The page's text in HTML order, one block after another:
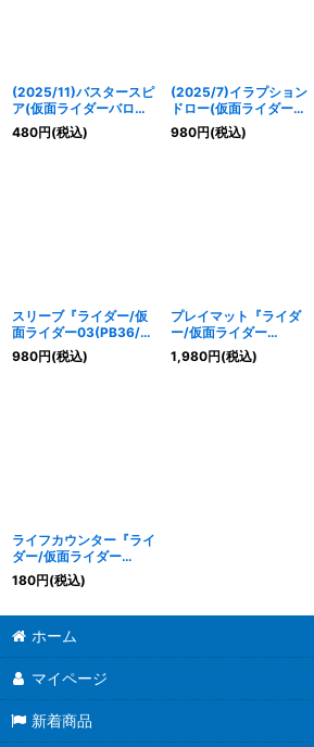
(2025/11)バスタースピ
ア(仮面ライダーバロン
イラスト)【R】
{BSC22-114}《赤》
480円(税込)
(2025/7)イラプション
ドロー(仮面ライダーカ
イザイラスト)【C】
{BS54-067}《赤》
980円(税込)
スリーブ『ライダー/仮
面ライダー03(PB36/バ
トラーズグッズセッ
ト)』50枚【-】{-}《サ
980円(税込)
プレイマット『ライダ
ー/仮面ライダー
03(PB36/バトラーズグ
ッズセット)』【-】{-}
1,980円(税込)
ライフカウンター『ライ
ダー/仮面ライダー
03(PB36/バトラーズグ
ッズセット)』【-】{-}
180円(税込)
ホーム
マイページ
新着商品